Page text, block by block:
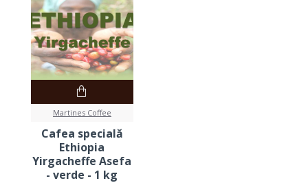
Martines Coffee
Cafea specială
Ethiopia
Yirgacheffe Asefa
- verde - 1 kg